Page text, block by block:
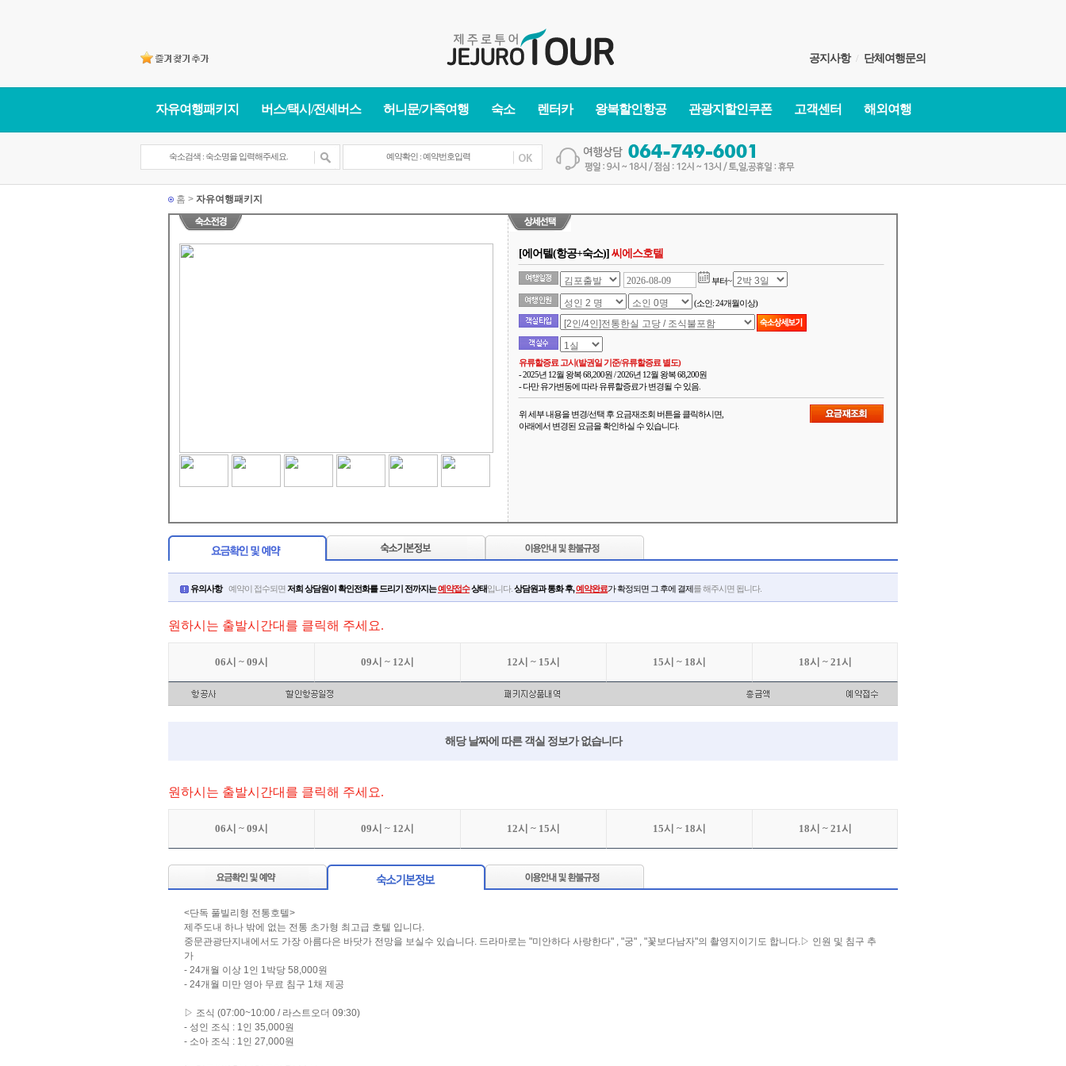
공지사항/ 단체여행문의
자유여행패키지 버스/택시/전세버스 허니문/가족여행 숙소 렌터카 왕복할인항공 관광지할인쿠폰 고객센터 해외여행
홈 > 자유여행패키지
[에어텔(항공+숙소)] 씨에스호텔
부터~
(소인: 24개월이상)
유류할증료 고시(발권일 기준/유류할증료 별도)
- 2025년 12월 왕복 68,200원 / 2026년 12월 왕복 68,200원
- 다만 유가변동에 따라 유류할증료가 변경될 수 있음.
위 세부 내용을 변경/선택 후 요금재조회 버튼을 클릭하시면,
아래에서 변경된 요금을 확인하실 수 있습니다.
유의사항예약이 접수되면 저희 상담원이 확인전화를 드리기 전까지는예약접수상태입니다. 상담원과 통화 후,예약완료가 확정되면 그 후에 결제를 해주시면 됩니다.
원하시는 출발시간대를 클릭해 주세요.
06시 ~ 09시 09시 ~ 12시 12시 ~ 15시 15시 ~ 18시 18시 ~ 21시
해당 날짜에 따른 객실 정보가 없습니다
원하시는 출발시간대를 클릭해 주세요.
06시 ~ 09시 09시 ~ 12시 12시 ~ 15시 15시 ~ 18시 18시 ~ 21시
<단독 풀빌리형 전통호텔>
제주도내 하나 밖에 없는 전통 초가형 최고급 호텔 입니다.
중문관광단지내에서도 가장 아름다은 바닷가 전망을 보실수 있습니다. 드라마로는 "미안하다 사랑한다" , "궁" , "꽃보다남자"의 촬영지이기도 합니다.▷ 인원 및 침구 추
가
- 24개월 이상 1인 1박당 58,000원
- 24개월 미만 영아 무료 침구 1채 제공
▷ 조식 (07:00~10:00 / 라스트오더 09:30)
- 성인 조식 : 1인 35,000원
- 소아 조식 : 1인 27,000원